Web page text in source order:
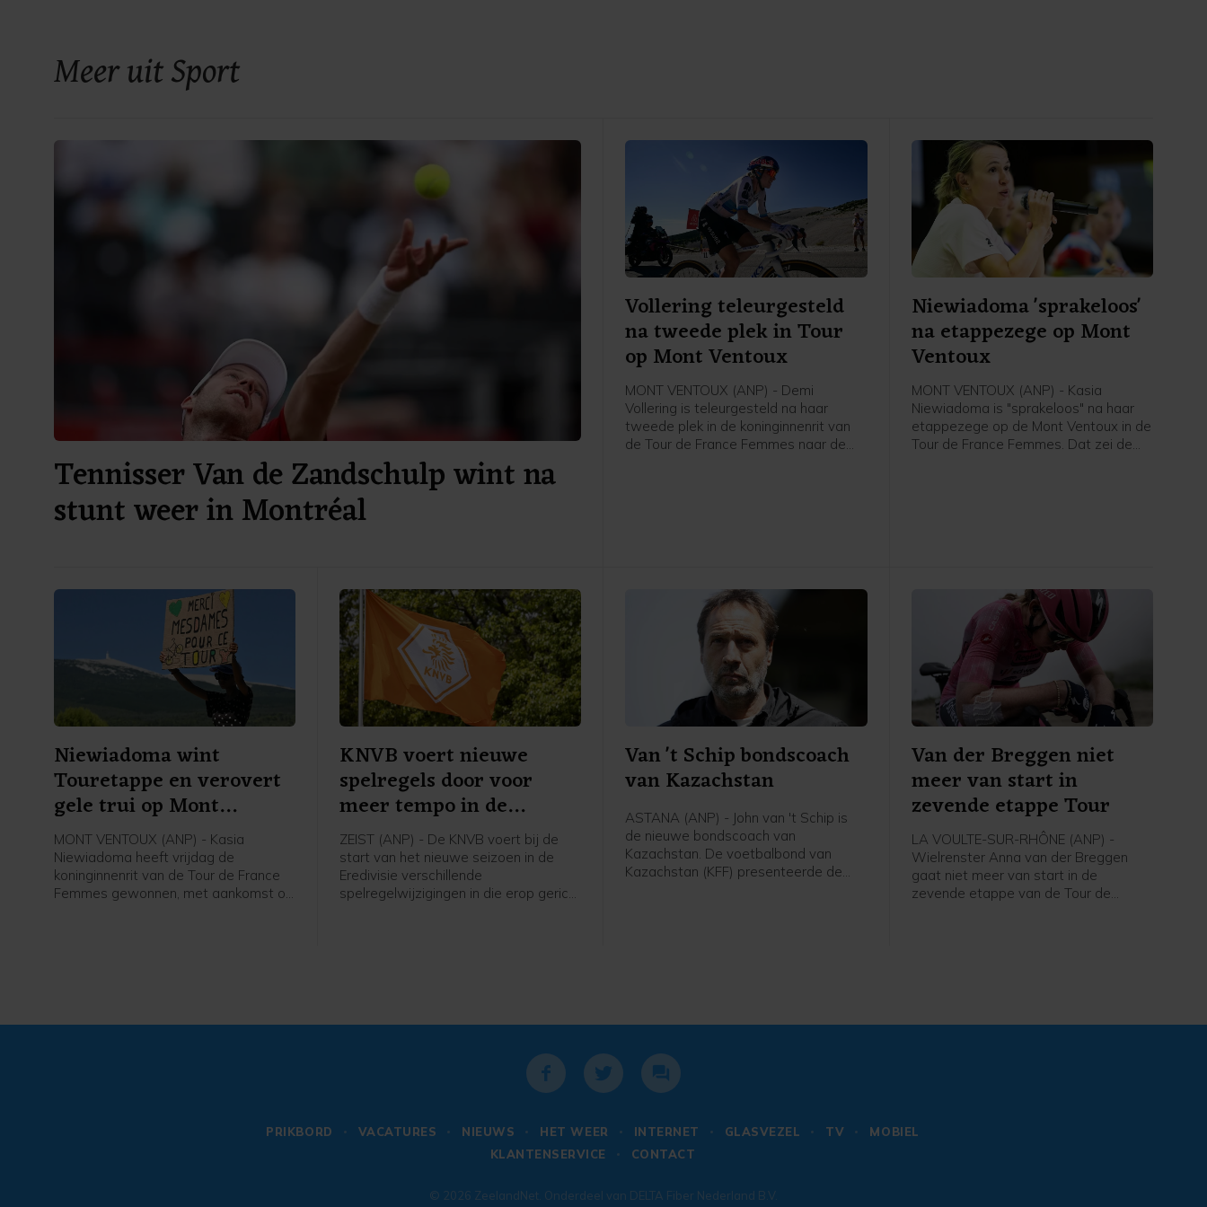
Meer uit Sport
Tennisser Van de Zandschulp wint na
stunt weer in Montréal
Vollering teleurgesteld
na tweede plek in Tour
op Mont Ventoux
MONT VENTOUX (ANP) - Demi
Vollering is teleurgesteld na haar
tweede plek in de koninginnenrit van
de Tour de France Femmes naar de
Niewiadoma 'sprakeloos'
na etappezege op Mont
Ventoux
MONT VENTOUX (ANP) - Kasia
Niewiadoma is "sprakeloos" na haar
etappezege op de Mont Ventoux in de
Tour de France Femmes. Dat zei de
Niewiadoma wint
Touretappe en verovert
gele trui op Mont
Ventoux
MONT VENTOUX (ANP) - Kasia
Niewiadoma heeft vrijdag de
koninginnenrit van de Tour de France
Femmes gewonnen, met aankomst op
KNVB voert nieuwe
spelregels door voor
meer tempo in de
wedstrijd
ZEIST (ANP) - De KNVB voert bij de
start van het nieuwe seizoen in de
Eredivisie verschillende
spelregelwijzigingen in die erop gericht
Van 't Schip bondscoach
van Kazachstan
ASTANA (ANP) - John van 't Schip is
de nieuwe bondscoach van
Kazachstan. De voetbalbond van
Kazachstan (KFF) presenteerde de
Van der Breggen niet
meer van start in
zevende etappe Tour
LA VOULTE-SUR-RHÔNE (ANP) -
Wielrenster Anna van der Breggen
gaat niet meer van start in de
zevende etappe van de Tour de
PRIKBORD VACATURES NIEUWS HET WEER INTERNET GLASVEZEL TV
MOBIEL
KLANTENSERVICE
CONTACT
© 2026 ZeelandNet . Onderdeel van DELTA Fiber Nederland B.V.